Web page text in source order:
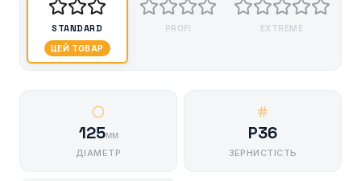
STANDARD
ЦЕЙ ТОВАР
PROFI EXTREME
125мм
ДІАМЕТР
P36
ЗЕРНИСТІСТЬ